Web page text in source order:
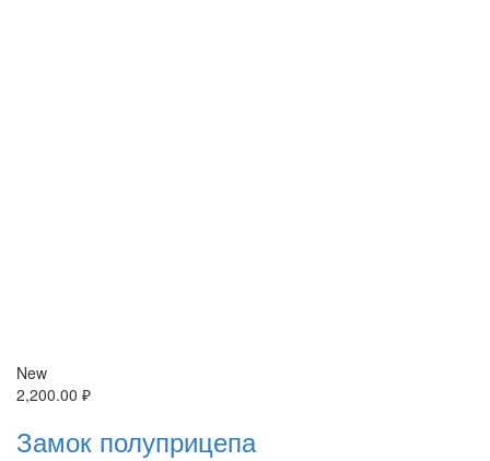
New
2,200.00 ₽
Замок полуприцепа